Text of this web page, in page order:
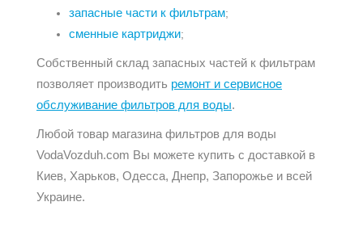
запасные части к фильтрам;
сменные картриджи;
Собственный склад запасных частей к фильтрам
позволяет производить ремонт и сервисное
обслуживание фильтров для воды.
Любой товар магазина фильтров для воды
VodaVozduh.com Вы можете купить с доставкой в
Киев, Харьков, Одесса, Днепр, Запорожье и всей
Украине.